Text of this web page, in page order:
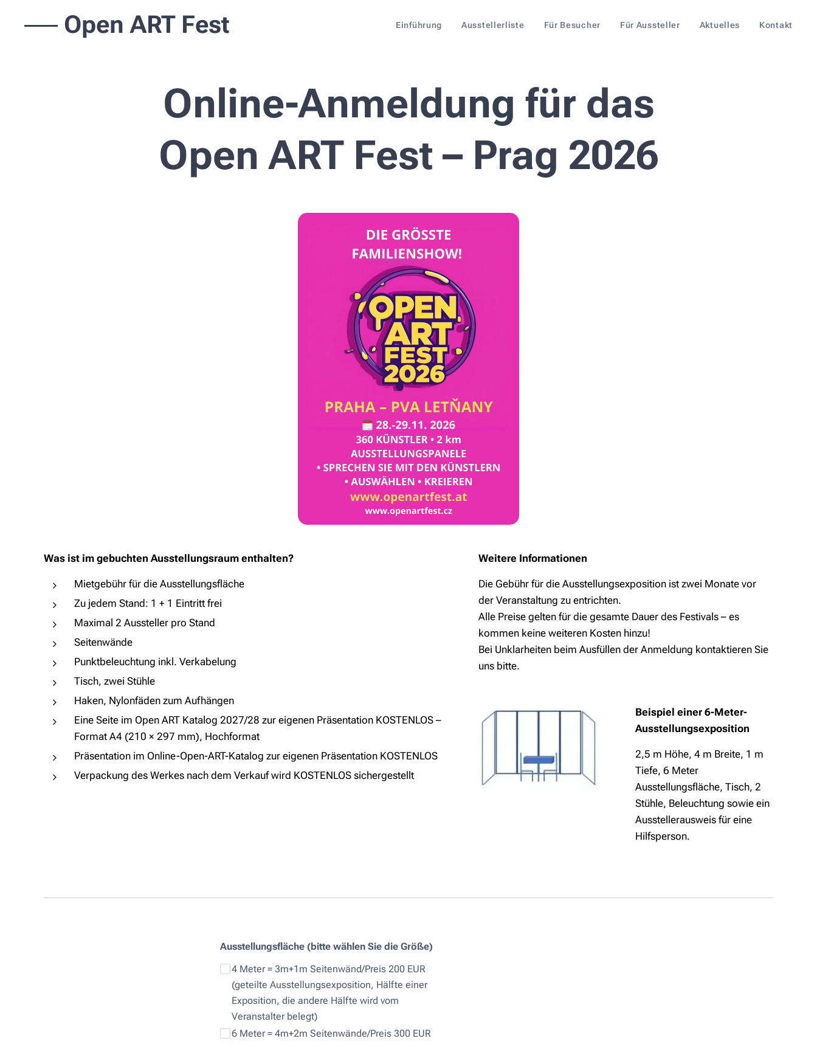
Open ART Fest Einführung Ausstellerliste Für Besucher Für Aussteller Aktuelles Kontakt
Online-Anmeldung für das
Open ART Fest – Prag 2026
Was ist im gebuchten Ausstellungsraum enthalten?
Mietgebühr für die Ausstellungsfläche
Zu jedem Stand: 1 + 1 Eintritt frei
Maximal 2 Aussteller pro Stand
Seitenwände
Punktbeleuchtung inkl. Verkabelung
Tisch, zwei Stühle
Haken, Nylonfäden zum Aufhängen
Eine Seite im Open ART Katalog 2027/28 zur eigenen Präsentation KOSTENLOS –
Format A4 (210 × 297 mm), Hochformat
Präsentation im Online-Open-ART-Katalog zur eigenen Präsentation KOSTENLOS
Verpackung des Werkes nach dem Verkauf wird KOSTENLOS sichergestellt
Weitere Informationen
Die Gebühr für die Ausstellungsexposition ist zwei Monate vor
der Veranstaltung zu entrichten.
Alle Preise gelten für die gesamte Dauer des Festivals – es
kommen keine weiteren Kosten hinzu!
Bei Unklarheiten beim Ausfüllen der Anmeldung kontaktieren Sie
uns bitte.
Beispiel einer 6-Meter-
Ausstellungsexposition
2,5 m Höhe, 4 m Breite, 1 m
Tiefe, 6 Meter
Ausstellungsfläche, Tisch, 2
Stühle, Beleuchtung sowie ein
Ausstellerausweis für eine
Hilfsperson.
Ausstellungsfläche (bitte wählen Sie die Größe)
4 Meter = 3m+1m Seitenwänd/Preis 200 EUR
(geteilte Ausstellungsexposition, Hälfte einer
Exposition, die andere Hälfte wird vom
Veranstalter belegt)
6 Meter = 4m+2m Seitenwände/Preis 300 EUR